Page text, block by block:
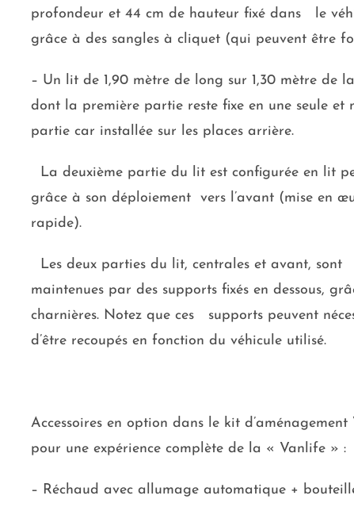
profondeur et 44 cm de hauteur fixé dans le
grâce à des sangles à cliquet (qui peuvent être
– Un lit de 1,90 mètre de long sur 1,30 mètre de
dont la première partie reste fixe en une seule et
partie car installée sur les places arrière.
La deuxième partie du lit est configurée en lit
grâce à son déploiement vers l’avant (mise en
rapide).
Les deux parties du lit, centrales et avant, sont
maintenues par des supports fixés en dessous,
charnières. Notez que ces supports peuvent
d’être recoupés en fonction du véhicule utilisé.
Accessoires en option dans le kit d’aménagement
pour une expérience complète de la « Vanlife » :
– Réchaud avec allumage automatique +